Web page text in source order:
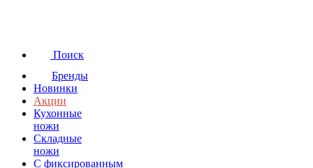
Поиск
Бренды
Новинки
Акции
Кухонные
ножи
Складные
ножи
C фиксированным